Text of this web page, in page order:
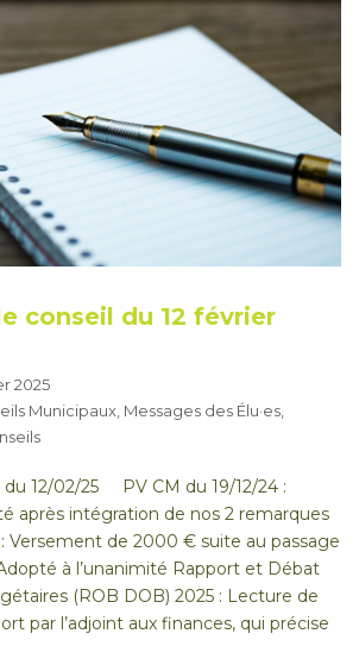
conseil du 12 février
2025
Municipaux Messages des Élu·es
25 PV CM du 19/12/24 :
après intégration de nos 2 remarques
Versement de 2000 € suite au passage
à l’unanimité Rapport et Débat
(ROB DOB) 2025 : Lecture de
par l’adjoint aux finances, qui précise